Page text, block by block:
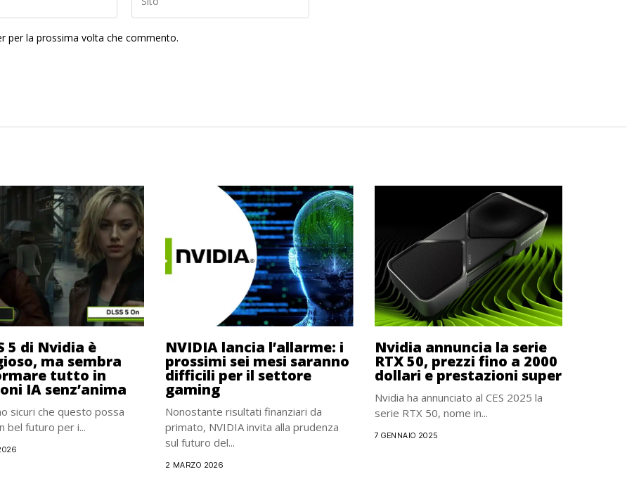
per la prossima volta che commento.
5 di Nvidia è
ma sembra
tutto in
IA senz’anima
sicuri che questo possa
bel futuro per i...
NVIDIA lancia l’allarme: i
prossimi sei mesi saranno
difficili per il settore
gaming
Nonostante risultati finanziari da
primato, NVIDIA invita alla prudenza
sul futuro del...
2 MARZO 2026
Nvidia annuncia la serie
RTX 50, prezzi fino a 2000
dollari e prestazioni super
Nvidia ha annunciato al CES 2025 la
serie RTX 50, nome in...
7 GENNAIO 2025